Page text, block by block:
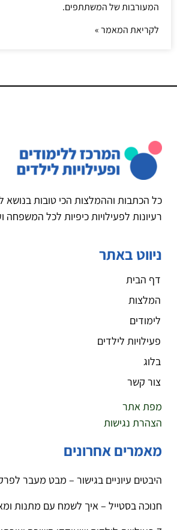
המעורבות של המשתתפים.
לקריאת המאמר »
כל הכתבות וההמלצות הכי טובות בנושא
רעיונות לפעילויות כיפיות לכל המשפחה
ניווט באתר
דף הבית
המלצות
לימודים
פעילויות לילדים
בלוג
צור קשר
מפת אתר
הצהרת נגישות
מאמרים אחרונים
היבטים עיוניים בגישור – מבט מעבר
חנוכה בסטייל – איך לשמח עם מתנות